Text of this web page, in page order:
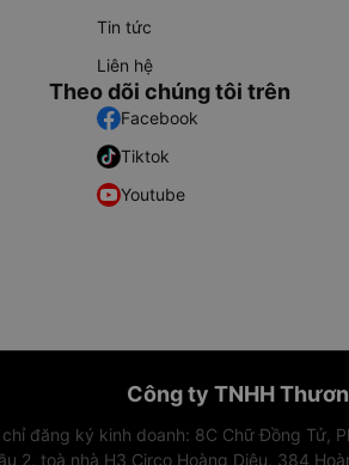
Tin tức
Liên hệ
Theo dõi chúng tôi trên
Facebook
Tiktok
Youtube
Công ty TNHH
đăng ký kinh doanh: 8C Chữ Đồng Tử,
2, toà nhà H3 Circo Hoàng Diệu, 384